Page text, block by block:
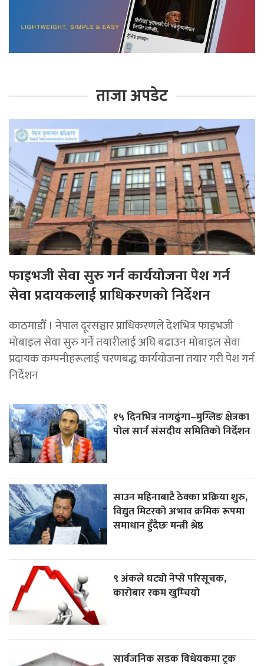
ताजा अपडेट
फाइभजी सेवा सुरु गर्न कार्ययोजना पेश गर्न
सेवा प्रदायकलाई प्राधिकरणको निर्देशन
काठमाडौँ । नेपाल दूरसञ्चार प्राधिकरणले देशभित्र फाइभजी
मोबाइल सेवा सुरु गर्ने तयारीलाई अघि बढाउन मोबाइल सेवा
प्रदायक कम्पनीहरूलाई चरणबद्ध कार्ययोजना तयार गरी पेश गर्न
निर्देशन
१५ दिनभित्र नागढुंगा–मुग्लिङ क्षेत्रका
पोल सार्न संसदीय समितिको निर्देशन
साउन महिनाबाटै ठेक्का प्रक्रिया शुरु,
विद्युत मिटरको अभाव क्रमिक रूपमा
समाधान हुँदैछः मन्त्री श्रेष्ठ
९ अंकले घट्यो नेप्से परिसूचक,
कारोबार रकम खुम्चियो
सार्वजनिक सडक विधेयकमा ट्रक